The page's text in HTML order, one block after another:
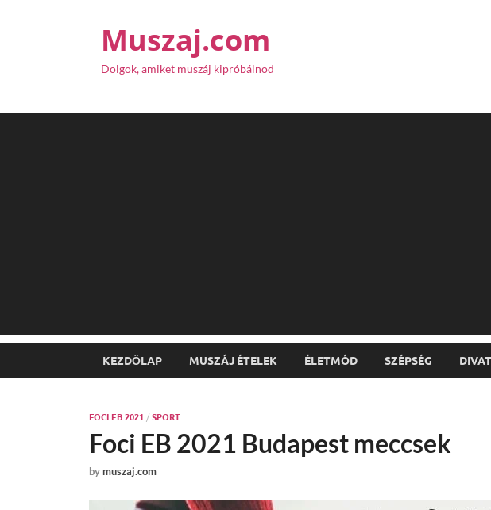
Muszaj.com
Dolgok, amiket muszáj kipróbálnod
KEZDŐLAP MUSZÁJ ÉTELEK ÉLETMÓD SZÉPSÉG DIVAT
FOCI EB 2021 / SPORT
Foci EB 2021 Budapest meccsek
bymuszaj.com